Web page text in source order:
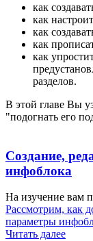
как
как
как
как
как
разделов.
В этой главе Вы
"подогнать его
Создание,
инфоблока
На изучение вам
Рассмотрим, как
параметры
Читать далее